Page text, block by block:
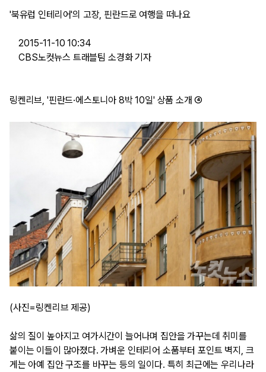
'북유럽 인테리어'의 고장, 핀란드로 여행을 떠나요
2015-11-10 10:34
CBS노컷뉴스 트래블팀 소경화 기자
링켄리브, '핀란드·에스토니아 8박 10일' 상품 소개 ④
(사진=링켄리브 제공)
삶의 질이 높아지고 여가시간이 늘어나며 집안을 가꾸는데 취미를
붙이는 이들이 많아졌다. 가벼운 인테리어 소품부터 포인트 벽지, 크
게는 아예 집안 구조를 바꾸는 등의 일이다. 특히 최근에는 우리나라